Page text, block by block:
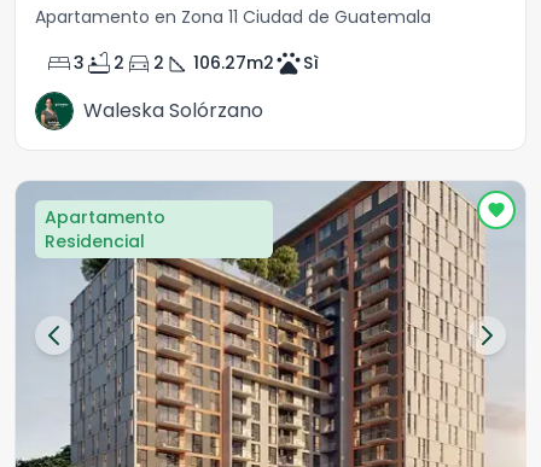
Apartamento en Zona 11 Ciudad de Guatemala
bed3 bathtub 2 directions_car 2 square_foot 106.27m2petsSì
Waleska Solórzano
Apartamento
Residencial